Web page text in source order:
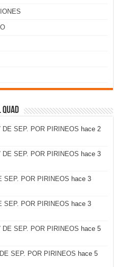
DE SEP. POR PIRINEOS hace 2
DE SEP. POR PIRINEOS hace 3
SEP. POR PIRINEOS hace 3
SEP. POR PIRINEOS hace 3
DE SEP. POR PIRINEOS hace 5
SEP. POR PIRINEOS hace 5